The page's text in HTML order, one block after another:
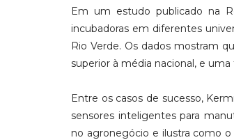
Em um estudo publicado na
incubadoras em diferentes
Rio Verde. Os dados mostram
superior à média nacional, e
Entre os casos de sucesso,
sensores inteligentes para
no agronegócio e ilustra como